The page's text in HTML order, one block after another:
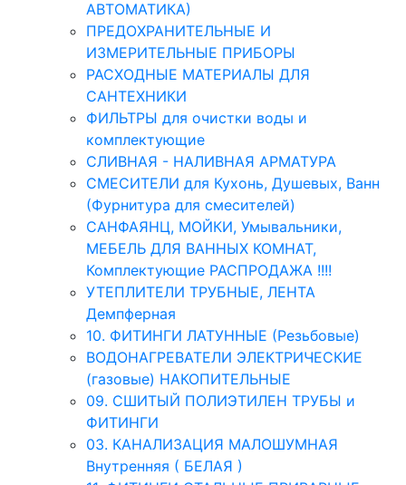
АВТОМАТИКА)
ПРЕДОХРАНИТЕЛЬНЫЕ И
ИЗМЕРИТЕЛЬНЫЕ ПРИБОРЫ
РАСХОДНЫЕ МАТЕРИАЛЫ ДЛЯ
САНТЕХНИКИ
ФИЛЬТРЫ для очистки воды и
комплектующие
СЛИВНАЯ - НАЛИВНАЯ АРМАТУРА
СМЕСИТЕЛИ для Кухонь, Душевых, Ванн
(Фурнитура для смесителей)
САНФАЯНЦ, МОЙКИ, Умывальники,
МЕБЕЛЬ ДЛЯ ВАННЫХ КОМНАТ,
Комплектующие РАСПРОДАЖА !!!!
УТЕПЛИТЕЛИ ТРУБНЫЕ, ЛЕНТА
Демпферная
10. ФИТИНГИ ЛАТУННЫЕ (Резьбовые)
ВОДОНАГРЕВАТЕЛИ ЭЛЕКТРИЧЕСКИЕ
(газовые) НАКОПИТЕЛЬНЫЕ
09. СШИТЫЙ ПОЛИЭТИЛЕН ТРУБЫ и
ФИТИНГИ
03. КАНАЛИЗАЦИЯ МАЛОШУМНАЯ
Внутренняя ( БЕЛАЯ )